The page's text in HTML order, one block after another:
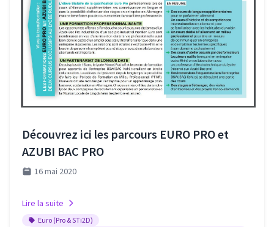
Découvrez ici les parcours EURO PRO et
AZUBI BAC PRO
16 mai 2020
Lire la suite
Euro (Pro & STi2D)